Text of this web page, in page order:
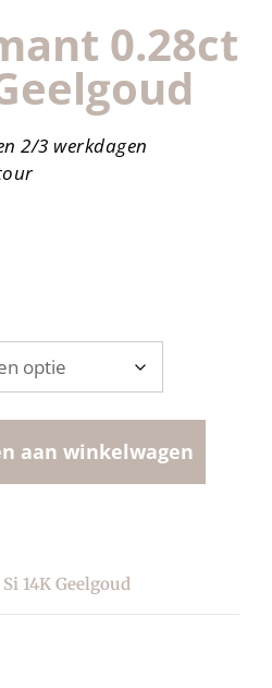
0.28ct
2/3 werkdagen
aan winkelwagen
14K Geelgoud